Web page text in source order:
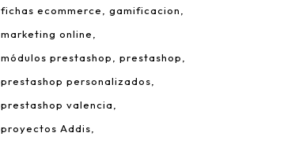
fichas ecommerce
gamificacion
marketing online
módulos prestashop
prestashop
prestashop personalizados
prestashop valencia
proyectos Addis